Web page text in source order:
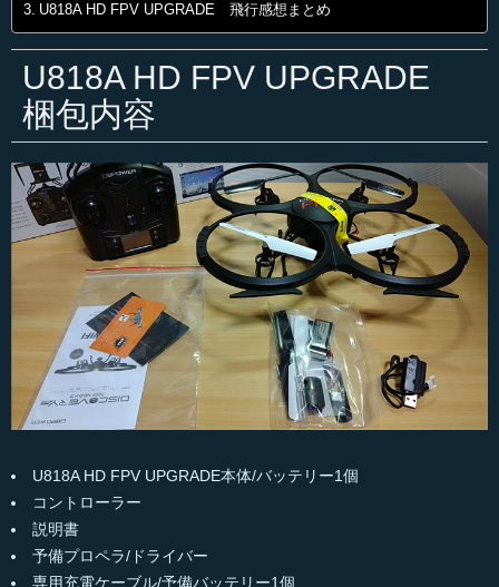
U818A HD FPV UPGRADE 飛行感想まとめ
U818A HD FPV UPGRADE
梱包内容
U818A HD FPV UPGRADE本体/バッテリー1個
コントローラー
説明書
予備プロペラ/ドライバー
専用充電ケーブル/予備バッテリー1個